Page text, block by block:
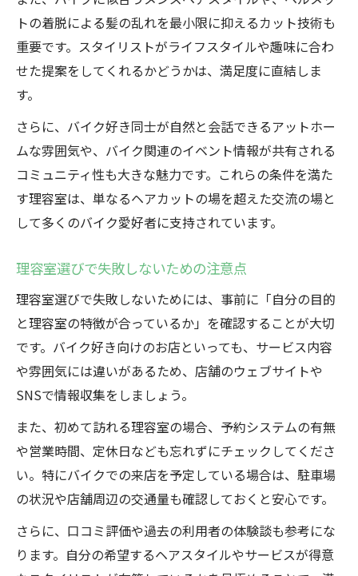
トの着脱による髪の乱れを最小限に抑えるカット技術も
重要です。スタイリストがライフスタイルや趣味に合わ
せた提案をしてくれるかどうかは、満足度に直結しま
す。
さらに、バイク好き同士が自然と会話できるアットホー
ムな雰囲気や、バイク関連のイベント情報が共有される
コミュニティ性も大きな魅力です。これらの条件を満た
す理容室は、単なるヘアカットの場を超えた交流の場と
して多くのバイク愛好者に支持されています。
理容室選びで失敗しないための注意点
理容室選びで失敗しないためには、事前に「自分の目的
と理容室の特徴が合っているか」を確認することが大切
です。バイク好き向けのお店といっても、サービス内容
や雰囲気には違いがあるため、店舗のウェブサイトや
SNSで情報収集をしましょう。
また、初めて訪れる理容室の場合、予約システムの有無
や営業時間、定休日なども忘れずにチェックしてくださ
い。特にバイクでの来店を予定している場合は、駐車場
の状況や店舗周辺の交通量も確認しておくと安心です。
さらに、口コミ評価や過去の利用者の体験談も参考にな
ります。自分の希望するヘアスタイルやサービスが得意